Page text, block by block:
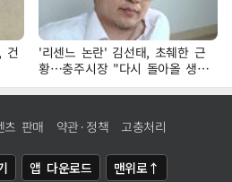
건
'리센느 논란' 김선태, 초췌한 근
황…충주시장 "다시 돌아올 생
각?"
츠 판매 약관·정책 고충처리
앱 다운로드 맨위로↑